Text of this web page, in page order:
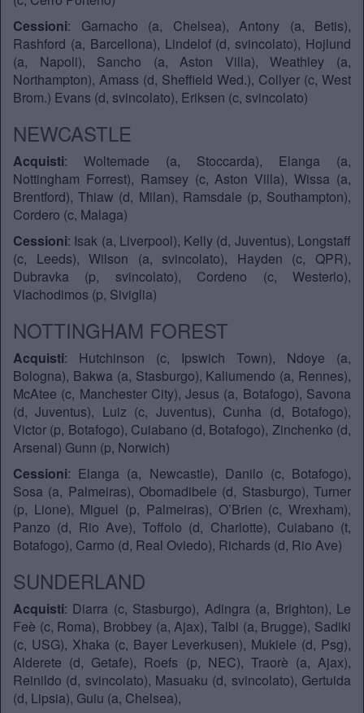
Cessioni: Garnacho (a, Chelsea), Antony (a, Betis),
Rashford (a, Barcellona), Lindelof (d, svincolato), Hojlund
(a, Napoli), Sancho (a, Aston Villa), Weathley (a,
Northampton), Amass (d, Sheffield Wed.), Collyer (c, West
Brom.) Evans (d, svincolato), Eriksen (c, svincolato)
NEWCASTLE
Acquisti: Woltemade (a, Stoccarda), Elanga (a,
Nottingham Forrest), Ramsey (c, Aston Villa), Wissa (a,
Brentford), Thiaw (d, Milan), Ramsdale (p, Southampton),
Cordero (c, Malaga)
Cessioni: Isak (a, Liverpool), Kelly (d, Juventus), Longstaff
(c, Leeds), Wilson (a, svincolato), Hayden (c, QPR),
Dubravka (p, svincolato), Cordeno (c, Westerlo),
Vlachodimos (p, Siviglia)
NOTTINGHAM FOREST
Acquisti: Hutchinson (c, Ipswich Town), Ndoye (a,
Bologna), Bakwa (a, Stasburgo), Kaliumendo (a, Rennes),
McAtee (c, Manchester City), Jesus (a, Botafogo), Savona
(d, Juventus), Luiz (c, Juventus), Cunha (d, Botafogo),
Victor (p, Botafogo), Cuiabano (d, Botafogo), Zinchenko (d,
Arsenal) Gunn (p, Norwich)
Cessioni: Elanga (a, Newcastle), Danilo (c, Botafogo),
Sosa (a, Palmeiras), Obomadibele (d, Stasburgo), Turner
(p, Lione), Miguel (p, Palmeiras), O’Brien (c, Wrexham),
Panzo (d, Rio Ave), Toffolo (d, Charlotte), Cuiabano (t,
Botafogo), Carmo (d, Real Oviedo), Richards (d, Rio Ave)
SUNDERLAND
Acquisti: Diarra (c, Stasburgo), Adingra (a, Brighton), Le
Feè (c, Roma), Brobbey (a, Ajax), Talbi (a, Brugge), Sadiki
(c, USG), Xhaka (c, Bayer Leverkusen), Mukiele (d, Psg),
Alderete (d, Getafe), Roefs (p, NEC), Traorè (a, Ajax),
Reinildo (d, svincolato), Masuaku (d, svincolato), Gertuida
(d, Lipsia), Guiu (a, Chelsea),